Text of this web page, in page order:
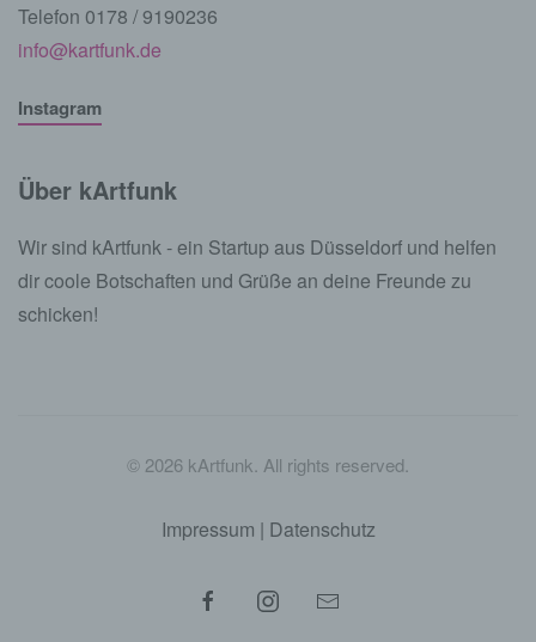
Telefon 0178 / 9190236
info@kartfunk.de
Instagram
Über kArtfunk
Wir sind kArtfunk - ein Startup aus Düsseldorf und helfen
dir coole Botschaften und Grüße an deine Freunde zu
schicken!
© 2026 kArtfunk. All rights reserved.
Impressum | Datenschutz